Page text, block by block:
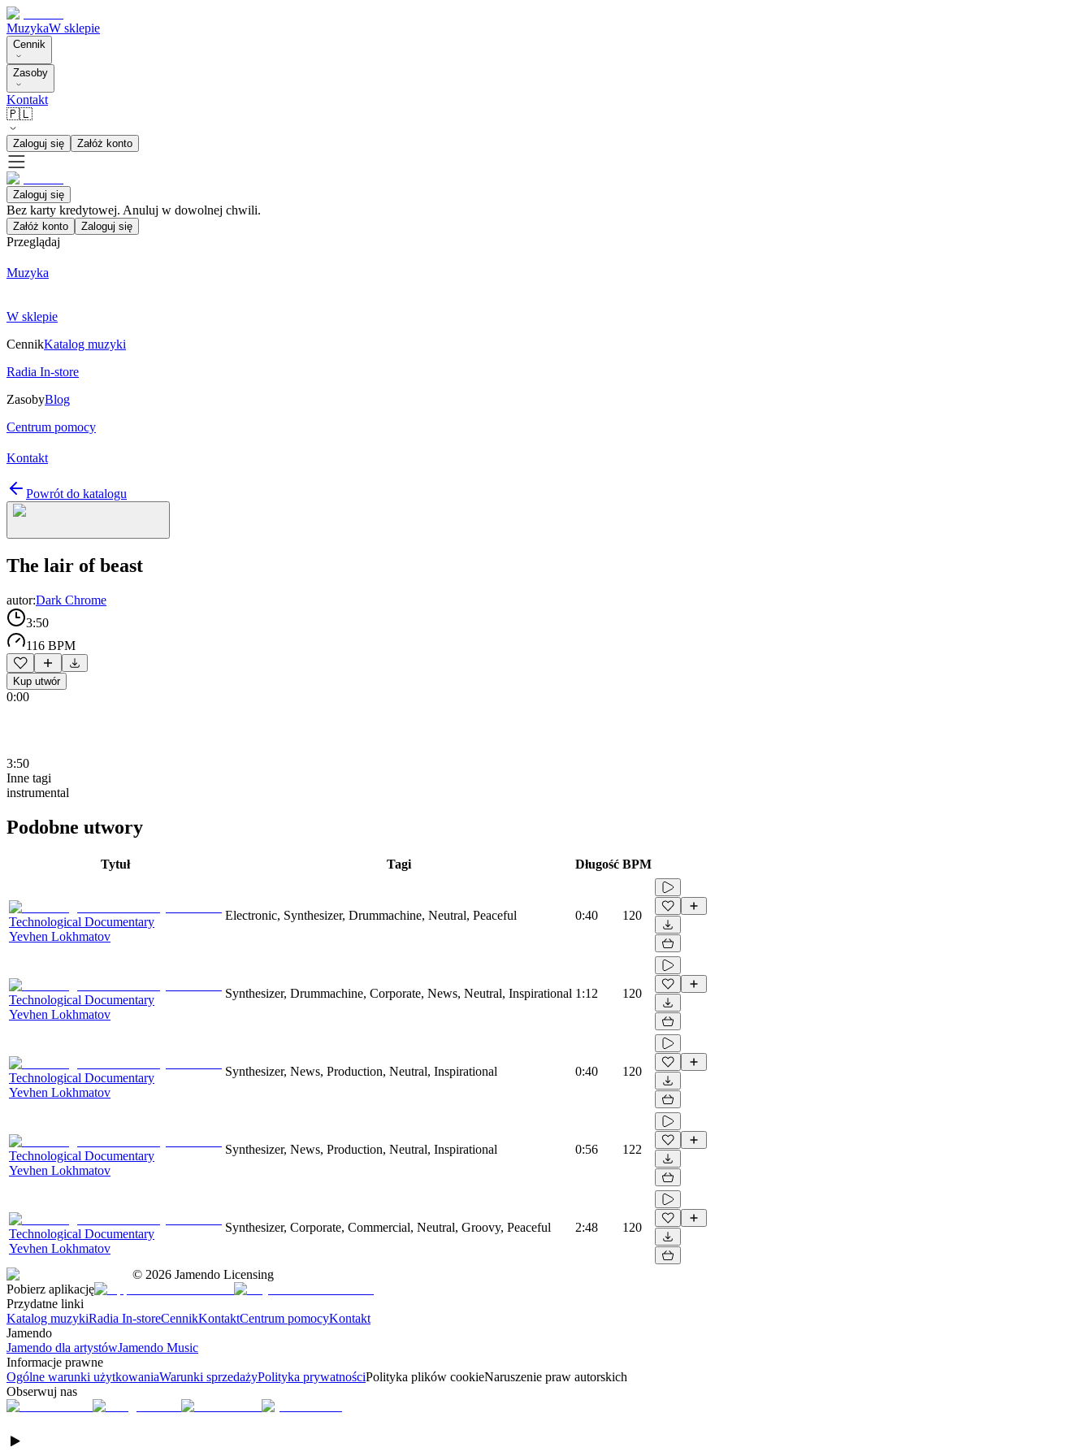
MuzykaW sklepie
Cennik
Zasoby
Kontakt
🇵🇱
Zaloguj się Załóż konto
Zaloguj się
Bez karty kredytowej. Anuluj w dowolnej chwili.
Załóż konto Zaloguj się
Przeglądaj
Muzyka
W sklepie
CennikKatalog muzyki
Radia In-store
ZasobyBlog
Centrum pomocy
Kontakt
Powrót do katalogu
The lair of beast
autor:Dark Chrome
3:50
116 BPM
Kup utwór
0:00
3:50
Inne tagi
instrumental
Podobne utwory
Tytuł Tagi Długość BPM
Technological Documentary
Yevhen Lokhmatov
Electronic, Synthesizer, Drummachine, Neutral, Peaceful 0:40 120
Technological Documentary
Yevhen Lokhmatov
Synthesizer, Drummachine, Corporate, News, Neutral, Inspirational 1:12 120
Technological Documentary
Yevhen Lokhmatov
Synthesizer, News, Production, Neutral, Inspirational 0:40 120
Technological Documentary
Yevhen Lokhmatov
Synthesizer, News, Production, Neutral, Inspirational 0:56 122
Technological Documentary
Yevhen Lokhmatov
Synthesizer, Corporate, Commercial, Neutral, Groovy, Peaceful 2:48 120
© 2026 Jamendo Licensing
Pobierz aplikację
Przydatne linki
Katalog muzykiRadia In-storeCennikKontaktCentrum pomocyKontakt
Jamendo
Jamendo dla artystówJamendo Music
Informacje prawne
Ogólne warunki użytkowaniaWarunki sprzedażyPolityka prywatnościPolityka plików cookieNaruszenie praw autorskich
Obserwuj nas